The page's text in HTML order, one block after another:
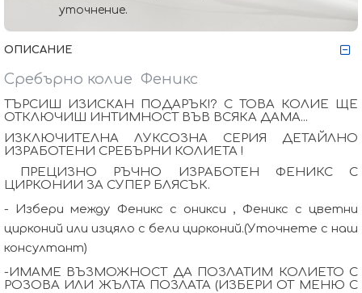
уточнение.
ОПИСАНИЕ
Сребърно колие Феникс
ТЪРСИШ ИЗИСКАН ПОДАРЪК!? С ТОВА КОЛИЕ ЩЕ
ОТКЛЮЧИШ ИНТИМНОСТ ВЪВ ВСЯКА ДАМА...
ИЗКЛЮЧИТЕЛНА ЛУКСОЗНА СЕРИЯ ДЕТАЙЛНО
ИЗРАБОТЕНИ СРЕБЪРНИ КОЛИЕТА !
ПРЕЦИЗНО РЪЧНО ИЗРАБОТЕН ФЕНИКС С
ЦИРКОНИИ ЗА СУПЕР БЛЯСЪК.
- Избери между Феникс с оникси , Феникс с цветни
цирконий или изцяло с бели цирконий.(Уточнете с наш
консултант)
-ИМАМЕ ВЪЗМОЖНОСТ ДА ПОЗЛАТИМ КОЛИЕТО С
РОЗОВА ИЛИ ЖЪЛТА ПОЗЛАТА (ИЗБЕРИ ОТ МЕНЮ С